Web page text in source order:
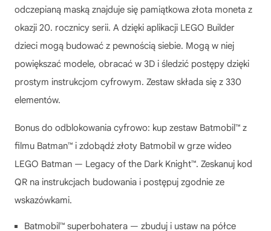
odczepianą maską znajduje się pamiątkowa złota moneta z
okazji 20. rocznicy serii. A dzięki aplikacji LEGO Builder
dzieci mogą budować z pewnością siebie. Mogą w niej
powiększać modele, obracać w 3D i śledzić postępy dzięki
prostym instrukcjom cyfrowym. Zestaw składa się z 330
elementów.
Bonus do odblokowania cyfrowo: kup zestaw Batmobil™ z
filmu Batman™ i zdobądź złoty Batmobil w grze wideo
LEGO Batman — Legacy of the Dark Knight™. Zeskanuj kod
QR na instrukcjach budowania i postępuj zgodnie ze
wskazówkami.
Batmobil™ superbohatera — zbuduj i ustaw na półce